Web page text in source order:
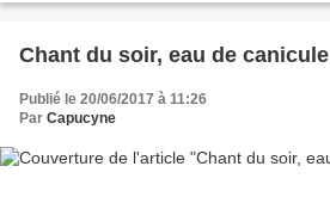
Chant du soir, eau de canicule
Publié le 20/06/2017 à 11:26
Par Capucyne